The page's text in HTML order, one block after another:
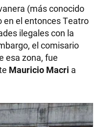
(más conocido
en el entonces Teatro
ilegales con la
el comisario
esa zona, fue
Mauricio Macri a